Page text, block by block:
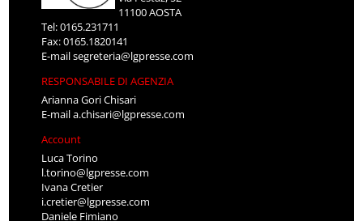
Tel: 0165.231711
Fax: 0165.1820141
E-mailsegreteria@lgpresse.com
RESPONSABILE DI AGENZIA
Arianna Gori Chisari
E-maila.chisari@lgpresse.com
Account
Luca Torino
l.torino@lgpresse.com
Ivana Cretier
i.cretier@lgpresse.com
Daniele Fimiano
d.fimiano@lgpresse.com